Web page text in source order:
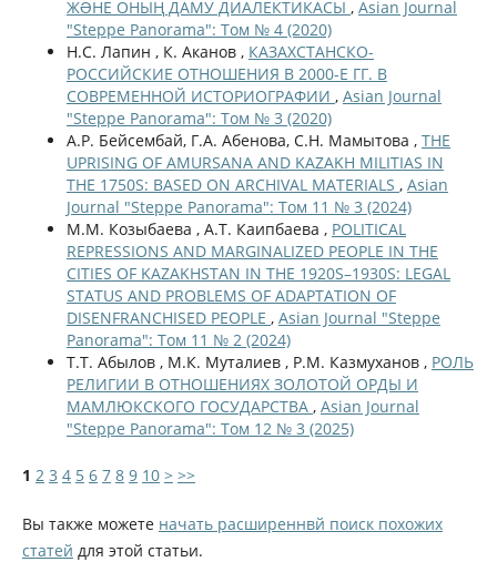
ЖƏНЕ ОНЫҢ ДАМУ ДИАЛЕКТИКАСЫ , Asian Journal
"Steppe Panorama": Том № 4 (2020)
Н.С. Лапин , К. Аканов , КАЗАХСТАНСКО-
РОССИЙСКИЕ ОТНОШЕНИЯ В 2000-Е ГГ. В
СОВРЕМЕННОЙ ИСТОРИОГРАФИИ , Asian Journal
"Steppe Panorama": Том № 3 (2020)
А.Р. Бейсембай, Г.А. Абенова, С.Н. Мамытова , THE
UPRISING OF AMURSANA AND KAZAKH MILITIAS IN
THE 1750S: BASED ON ARCHIVAL MATERIALS , Asian
Journal "Steppe Panorama": Том 11 № 3 (2024)
М.М. Козыбаева , А.Т. Каипбаева , POLITICAL
REPRESSIONS AND MARGINALIZED PEOPLE IN THE
CITIES OF KAZAKHSTAN IN THE 1920S–1930S: LEGAL
STATUS AND PROBLEMS OF ADAPTATION OF
DISENFRANCHISED PEOPLE , Asian Journal "Steppe
Panorama": Том 11 № 2 (2024)
Т.Т. Абылов , М.К. Муталиев , Р.М. Казмуханов , РОЛЬ
РЕЛИГИИ В ОТНОШЕНИЯХ ЗОЛОТОЙ ОРДЫ И
МАМЛЮКСКОГО ГОСУДАРСТВА , Asian Journal
"Steppe Panorama": Том 12 № 3 (2025)
1 2 3 4 5 6 7 8 9 10 > >>
Вы также можете начать расширеннвй поиск похожих
статей для этой статьи.